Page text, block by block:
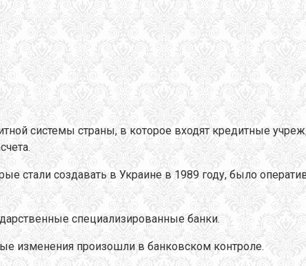
системы страны, в которое входят кредитные
стали создавать в Украине в 1989 году, было
специализированные банки.
изменения произошли в банковском контроле.